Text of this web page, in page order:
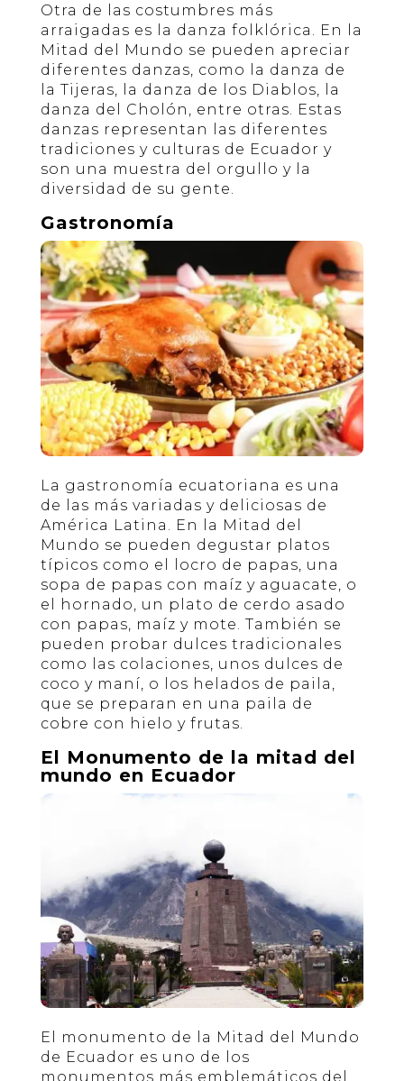
Otra de las costumbres más
arraigadas es la danza folklórica. En la
Mitad del Mundo se pueden apreciar
diferentes danzas, como la danza de
la Tijeras, la danza de los Diablos, la
danza del Cholón, entre otras. Estas
danzas representan las diferentes
tradiciones y culturas de Ecuador y
son una muestra del orgullo y la
diversidad de su gente.
Gastronomía
La gastronomía ecuatoriana es una
de las más variadas y deliciosas de
América Latina. En la Mitad del
Mundo se pueden degustar platos
típicos como el locro de papas, una
sopa de papas con maíz y aguacate, o
el hornado, un plato de cerdo asado
con papas, maíz y mote. También se
pueden probar dulces tradicionales
como las colaciones, unos dulces de
coco y maní, o los helados de paila,
que se preparan en una paila de
cobre con hielo y frutas.
El Monumento de la mitad del
mundo en Ecuador
El monumento de la Mitad del Mundo
de Ecuador es uno de los
monumentos más emblemáticos del